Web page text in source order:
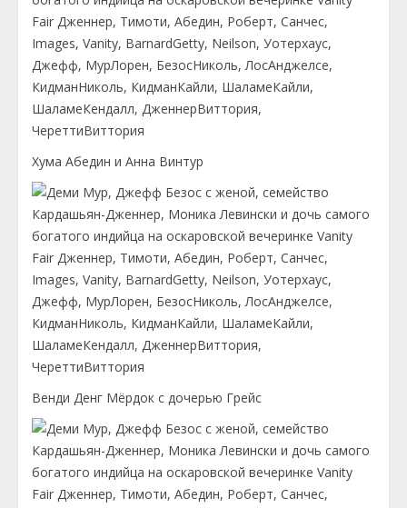
Хума Абедин и Анна Винтур
Венди Денг Мёрдок c дочерью Грейс